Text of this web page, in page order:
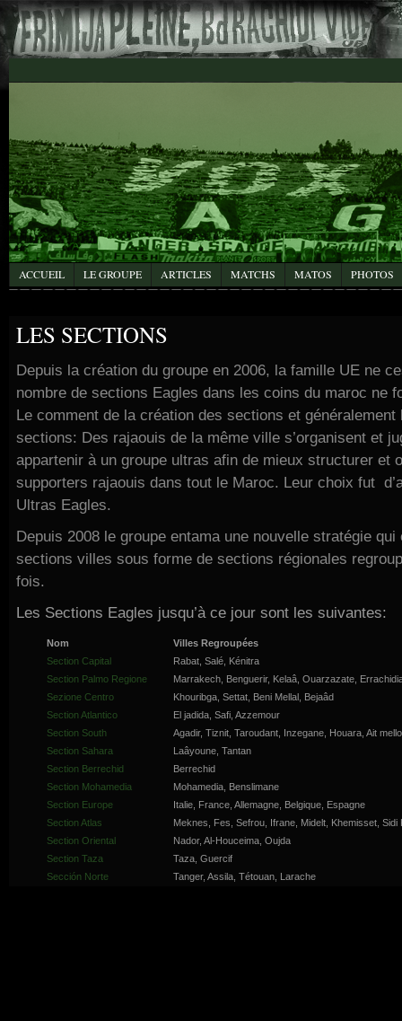
ACCUEIL LE GROUPE ARTICLES MATCHS MATOS PHOTOS
LES SECTIONS
Depuis la création du groupe en 2006, la famille UE ne
nombre de sections Eagles dans les coins du maroc ne
Le comment de la création des sections et
sections: Des rajaouis de la même ville s’organisent et
appartenir à un groupe ultras afin de mieux structurer et
supporters rajaouis dans tout le Maroc. Leur choix fut
Ultras Eagles.
Depuis 2008 le groupe entama une nouvelle stratégie
sections villes sous forme de sections régionales
fois.
Les Sections Eagles jusqu’à ce jour sont les suivantes:
Nom
Villes Regroupées
Section Capital
Rabat, Salé, Kénitra
Section Palmo Regione
Marrakech, Benguerir, Kelaâ, Ouarzazate,
Sezione Centro
Khouribga, Settat, Beni Mellal, Bejaâd
Section Atlantico
El jadida, Safi, Azzemour
Section South
Agadir, Tiznit, Taroudant, Inzegane, Houara, Ait
Section Sahara
Laâyoune, Tantan
Section Berrechid
Berrechid
Section Mohamedia
Mohamedia, Benslimane
Section Europe
Italie, France, Allemagne, Belgique, Espagne
Section Atlas
Meknes, Fes, Sefrou, Ifrane, Midelt, Khemisset, Sidi
Section Oriental
Nador, Al-Houceima, Oujda
Section Taza
Taza, Guercif
Sección Norte
Tanger, Assila, Tétouan, Larache